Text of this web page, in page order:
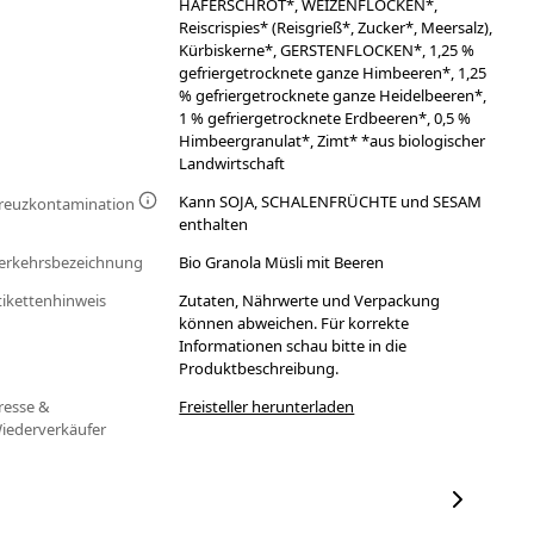
HAFERSCHROT*, WEIZENFLOCKEN*,
Reiscrispies* (Reisgrieß*, Zucker*, Meersalz),
Kürbiskerne*, GERSTENFLOCKEN*, 1,25 %
gefriergetrocknete ganze Himbeeren*, 1,25
% gefriergetrocknete ganze Heidelbeeren*,
1 % gefriergetrocknete Erdbeeren*, 0,5 %
Himbeergranulat*, Zimt* *aus biologischer
Landwirtschaft
Kann SOJA, SCHALENFRÜCHTE und SESAM
enthalten
Bio Granola Müsli mit Beeren
Zutaten, Nährwerte und Verpackung
können abweichen. Für korrekte
Informationen schau bitte in die
Produktbeschreibung.
&
Freisteller herunterladen